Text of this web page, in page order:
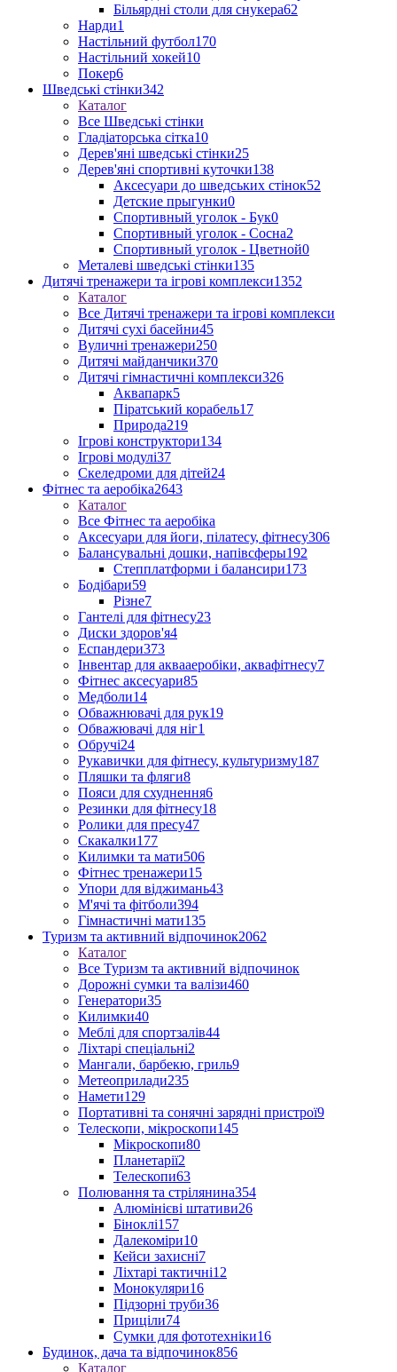
Більярдні столи для снукера62
Нарди1
Настільний футбол170
Настільний хокей10
Покер6
Шведські стінки342
Каталог
Все Шведські стінки
Гладіаторська сітка10
Дерев'яні шведські стінки25
Дерев'яні спортивні куточки138
Аксесуари до шведських стінок52
Детские прыгунки0
Спортивный уголок - Бук0
Спортивный уголок - Сосна2
Спортивный уголок - Цветной0
Металеві шведські стінки135
Дитячі тренажери та ігрові комплекси1352
Каталог
Все Дитячі тренажери та ігрові комплекси
Дитячі сухі басейни45
Вуличні тренажери250
Дитячі майданчики370
Дитячі гімнастичні комплекси326
Аквапарк5
Піратський корабель17
Природа219
Ігрові конструктори134
Ігрові модулі37
Скеледроми для дітей24
Фітнес та аеробіка2643
Каталог
Все Фітнес та аеробіка
Аксесуари для йоги, пілатесу, фітнесу306
Балансувальні дошки, напівсферы192
Степплатформи і балансири173
Бодібари59
Різне7
Гантелі для фітнесу23
Диски здоров'я4
Еспандери373
Інвентар для аквааеробіки, аквафітнесу7
Фітнес аксесуари85
Медболи14
Обважнювачі для рук19
Обважювачі для ніг1
Обручі24
Рукавички для фітнесу, культуризму187
Пляшки та фляги8
Пояси для схуднення6
Резинки для фітнесу18
Ролики для пресу47
Скакалки177
Килимки та мати506
Фітнес тренажери15
Упори для віджимань43
М'ячі та фітболи394
Гімнастичні мати135
Туризм та активний відпочинок2062
Каталог
Все Туризм та активний відпочинок
Дорожні сумки та валізи460
Генератори35
Килимки40
Меблі для спортзалів44
Ліхтарі спеціальні2
Мангали, барбекю, гриль9
Метеоприлади235
Намети129
Портативні та сонячні зарядні пристрої9
Телескопи, мікроскопи145
Мікроскопи80
Планетарії2
Телескопи63
Полювання та стрілянина354
Алюмінієві штативи26
Біноклі157
Далекоміри10
Кейси захисні7
Ліхтарі тактичні12
Монокуляри16
Підзорні труби36
Приціли74
Сумки для фототехніки16
Будинок, дача та відпочинок856
Каталог